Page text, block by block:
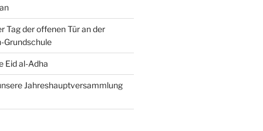
Tag der offenen Tür an der
Grundschule
Eid al-Adha
Jahreshauptversammlung